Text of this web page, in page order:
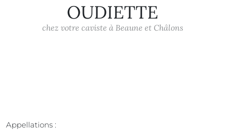
OUDIETTE
chez votre caviste à Beaune et Châlons
Appellations :